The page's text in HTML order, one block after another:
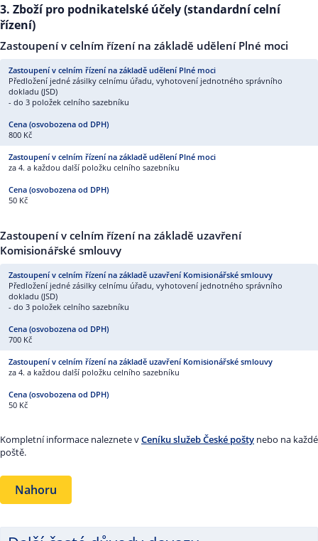
3. Zboží pro podnikatelské účely (standardní celní
řízení)
Zastoupení v celním řízení na základě udělení Plné moci
Předložení jedné zásilky celnímu úřadu, vyhotovení jednotného správního
dokladu (JSD)
- do 3 položek celního sazebníku
800 Kč
za 4. a každou další položku celního sazebníku
50 Kč
Zastoupení v celním řízení na základě uzavření
Komisionářské smlouvy
Předložení jedné zásilky celnímu úřadu, vyhotovení jednotného správního
dokladu (JSD)
- do 3 položek celního sazebníku
700 Kč
za 4. a každou další položku celního sazebníku
50 Kč
Kompletní informace naleznete vCeníku služeb České pošty nebo na každé
poště.
Nahoru